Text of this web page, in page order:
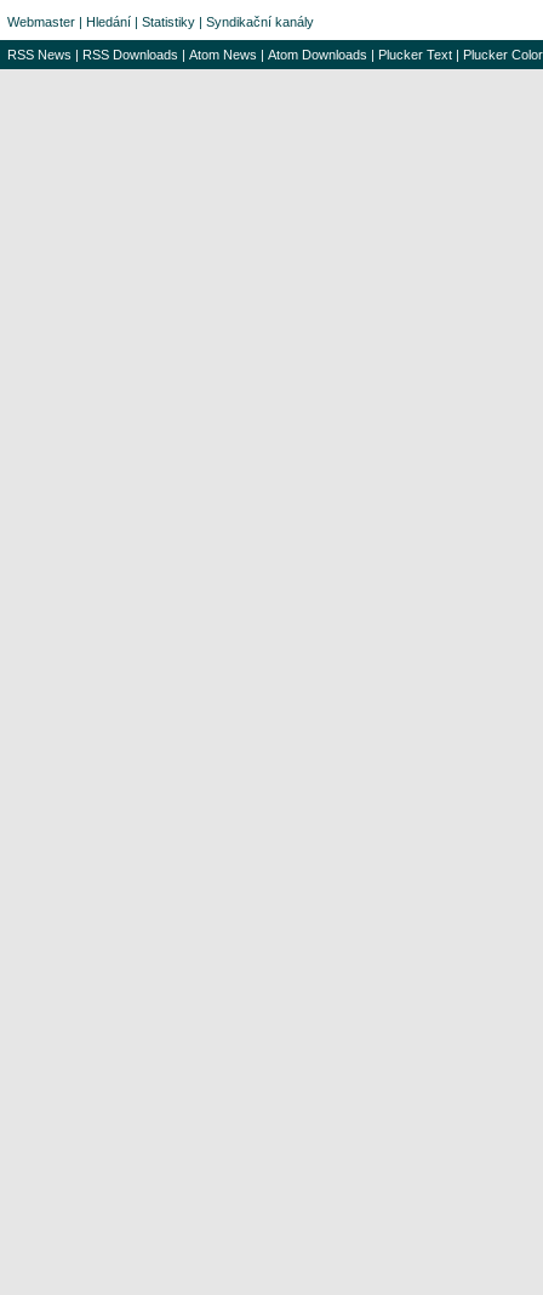
Webmaster | Hledání | Statistiky | Syndikační kanály
RSS News | RSS Downloads | Atom News | Atom Downloads | Plucker Text | Plucker Color